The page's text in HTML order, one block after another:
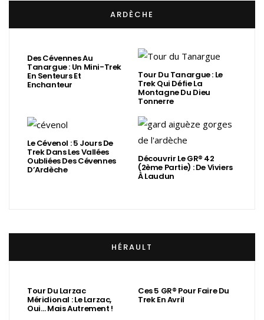
ARDÈCHE
Des Cévennes Au
Tanargue : Un Mini-Trek
En Senteurs Et
Enchanteur
Tour Du Tanargue : Le
Trek Qui Défie La
Montagne Du Dieu
Tonnerre
Le Cévenol : 5 Jours De
Trek Dans Les Vallées
Oubliées Des Cévennes
D’Ardèche
Découvrir Le GR® 42
(2ème Partie) : De Viviers
À Laudun
HÉRAULT
Tour Du Larzac
Méridional : Le Larzac,
Oui… Mais Autrement !
Ces 5 GR® Pour Faire Du
Trek En Avril